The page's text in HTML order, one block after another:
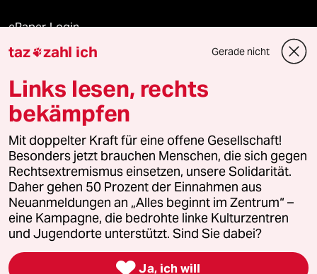
ePaper Login
Downloads für Abonnierende
© 2026 taz Verlags und Vertriebs GmbH
Alle Rechte vorbehalten. Bei rechtlichen Fragen oder für Genehmigungen
wenden Sie sich bitte an
lizenzen@taz.de
Feedback Redaktionsstatut Kommune-Richtlinien
Leitlinie Informant Datenschutz Impressum AGB
Seitenwende Einwilligungen widerrufen (Ads)
taz zahl ich Gerade nicht
Links lesen, rechts
bekämpfen
Mit doppelter Kraft für eine offene Gesellschaft!
Besonders jetzt brauchen Menschen, die sich gegen
Rechtsextremismus einsetzen, unsere Solidarität.
Daher gehen 50 Prozent der Einnahmen aus
Neuanmeldungen an „Alles beginnt im Zentrum“ –
eine Kampagne, die bedrohte linke Kulturzentren
und Jugendorte unterstützt. Sind Sie dabei?
 Ja, ich will